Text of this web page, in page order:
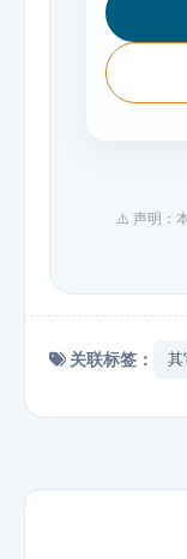
⚠️ 声明：
关联标签： 其